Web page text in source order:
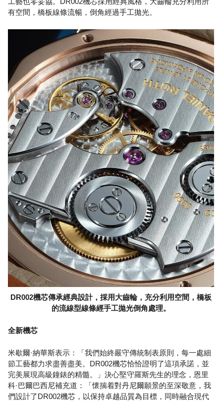
有空間，橋板線條流暢，倒角經過手工拋光。
DR002機芯傳承經典設計，採用大齒輪，充分利用空間，橋板
的流線型線條經手工拋光倒角處理。
全新機芯
米歇爾·納華斯表示：「我們始終嚴守傳統制表原則，每一處細
節工藝都力求盡善盡美。DR002機芯恰恰證明了這項承諾，並
完美展現高級鐘錶的精髓。」決心堅守羅斯先生的理念，恩里
科·巴爾巴西尼補充道：「懷揣着對丹尼爾願景的至深敬意，我
們設計了DR002機芯，以保持卓越品質為目標，同時融合現代